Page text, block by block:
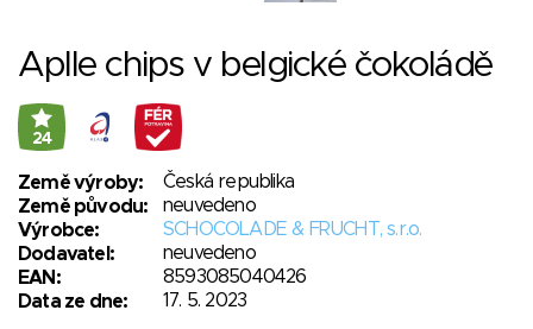
Aplle chips v belgické čokoládě
24
Země výroby:
Česká republika
Země původu:
neuvedeno
Výrobce:
SCHOCOLADE & FRUCHT, s.r.o.
Dodavatel:
neuvedeno
EAN:
8593085040426
Data ze dne:
17. 5. 2023